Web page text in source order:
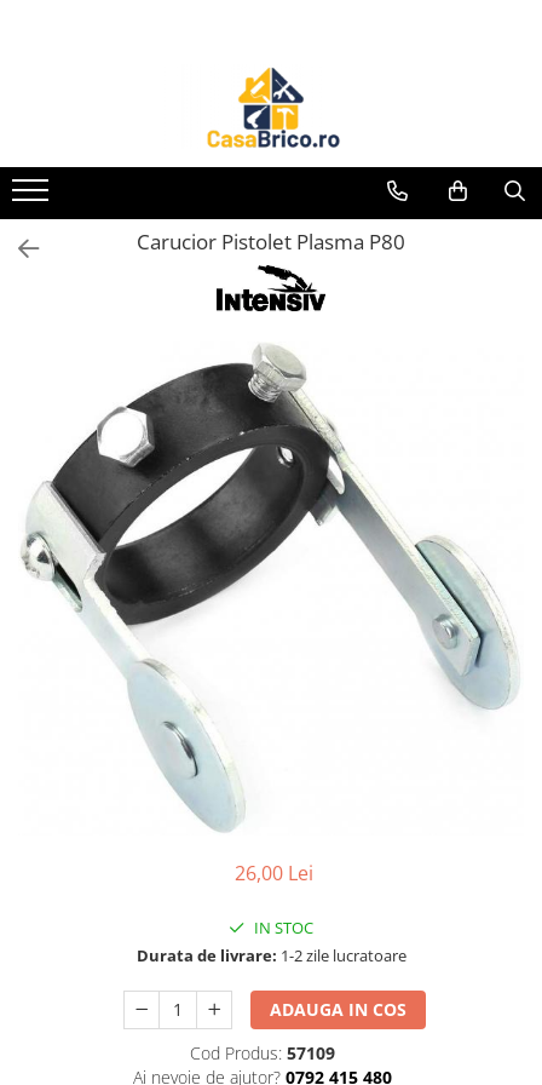
Aparate de sudura MMA invertor
(cu electrod)
Aparate de sudura MMA
transformator (cu electrod)
Aparate de sudura MIG-MAG (cu
Aparate de sudura TIG/WIG (cu
Aparate de sudura in Puncte
Aparate de taiere cu Plasma
Aparate de tras tabla-tinichigerie
auto
Aparate de sudura cu laser
Accesorii sudura
Masti sudura
Sarma sudura MIG/MAG
Electrozi sudura MMA
Baghete si Electrozi sudura
Pistolete sudura MIG/MAG
Pistolete sudura TIG/WIG
Accesorii sudura in puncte
Accesorii taiere cu plasma
Carucior Pistolet Plasma P80
26,00 Lei
IN STOC
Durata de livrare: 1-2 zile lucratoare
ADAUGA IN COS
Cod Produs: 57109
Ai nevoie de ajutor? 0792 415 480